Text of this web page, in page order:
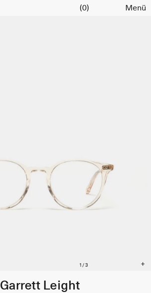
(0) Menü
Garrett Leight